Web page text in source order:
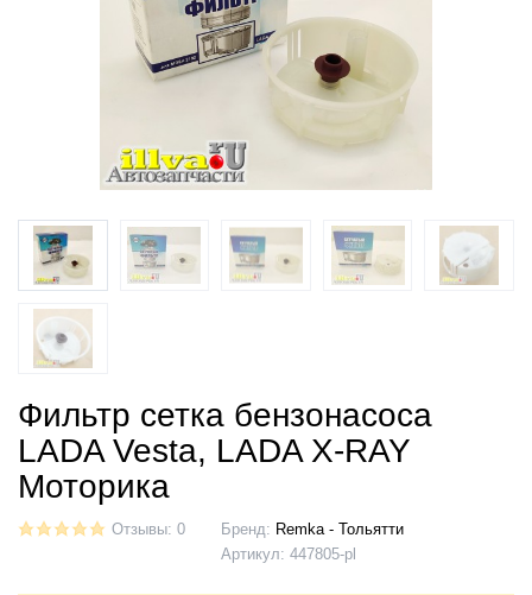
Фильтр сетка бензонасоса
LADA Vesta, LADA X-RAY
Моторика
Отзывы: 0 Бренд: Remka - Тольятти
Артикул: 447805-pl